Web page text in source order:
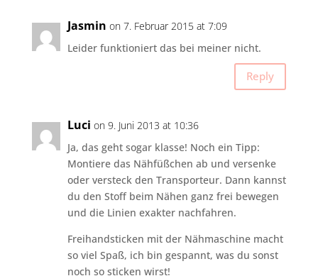
Jasmin on 7. Februar 2015 at 7:09
Leider funktioniert das bei meiner nicht.
Reply
Luci on 9. Juni 2013 at 10:36
Ja, das geht sogar klasse! Noch ein Tipp:
Montiere das Nähfüßchen ab und versenke
oder versteck den Transporteur. Dann kannst
du den Stoff beim Nähen ganz frei bewegen
und die Linien exakter nachfahren.
Freihandsticken mit der Nähmaschine macht
so viel Spaß, ich bin gespannt, was du sonst
noch so sticken wirst!